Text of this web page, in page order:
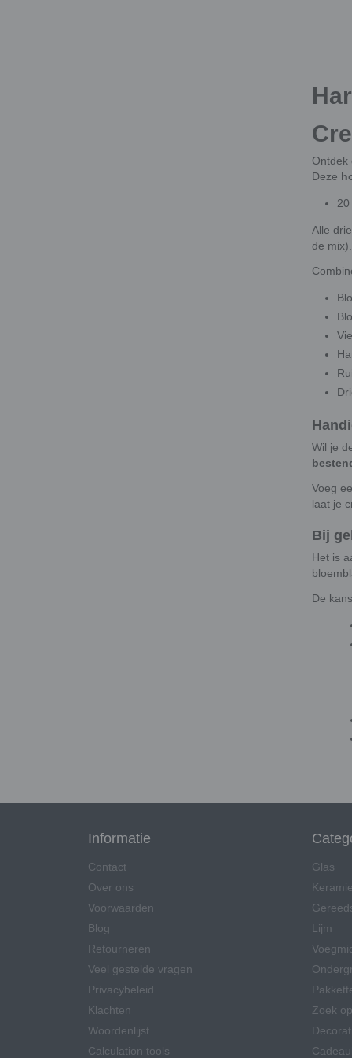
Ontdek
Deze
Alle
de mix).
Wil je
Voeg
laat je
Bij
Het is
De
Informatie
Contact
Over ons
Voorwaarden
Blog
Retourneren
Veel gestelde vragen
Privacybeleid
Klachten
Woordenlijst
Calculation tools
Glas
Lijm
Zoek